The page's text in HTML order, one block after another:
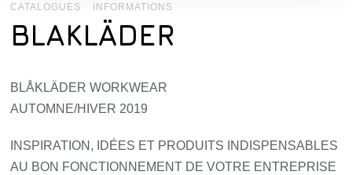
CATALOGUES INFORMATIONS
BLAKLÄDER
BLÅKLÄDER WORKWEAR
AUTOMNE/HIVER 2019
INSPIRATION, IDÉES ET PRODUITS INDISPENSABLES
AU BON FONCTIONNEMENT DE VOTRE ENTREPRISE